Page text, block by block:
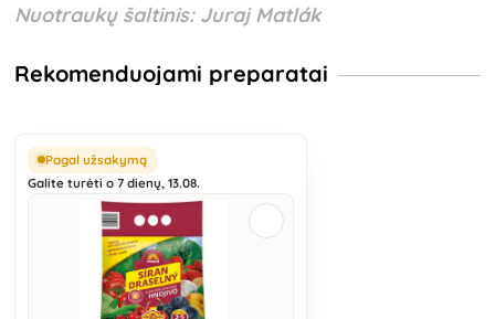
Nuotraukų šaltinis: Juraj Matlák
Rekomenduojami preparatai
Pagal užsakymą
Galite turėti o 7 dienų, 13.08.